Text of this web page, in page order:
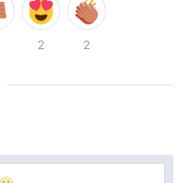
2 2